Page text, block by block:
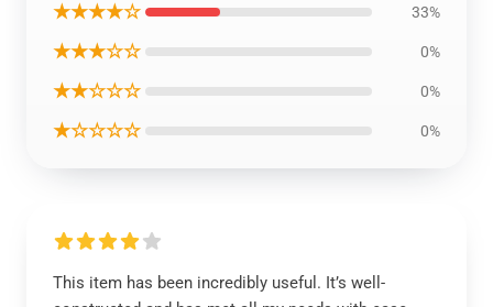
★★★★☆ 33%
★★★☆☆ 0%
★★☆☆☆ 0%
★☆☆☆☆ 0%
This item has been incredibly useful. It’s well-